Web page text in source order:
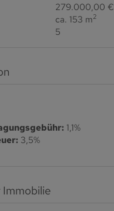
279.000,00 €
ca. 153 m2
5
1,1%
3,5%
Immobilie